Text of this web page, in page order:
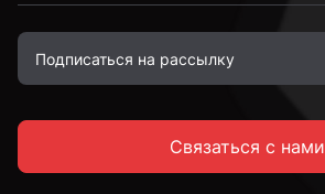
Связаться с нами